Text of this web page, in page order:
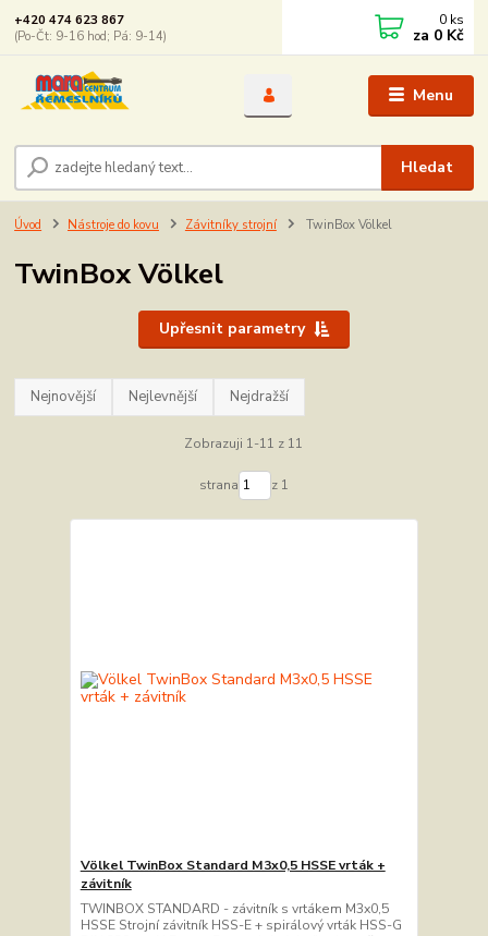
Menu
Hledat
+420 474 623 867
(Po-Čt: 9-16 hod; Pá: 9-14)
0 ks
za 0 Kč
Úvod Nástroje do kovu Závitníky strojní TwinBox Völkel
TwinBox Völkel
Upřesnit parametry
Nejnovější Nejlevnější Nejdražší
Zobrazuji 1-11 z 11
strana z 1
Völkel TwinBox Standard M3x0,5 HSSE vrták +
závitník
TWINBOX STANDARD - závitník s vrtákem M3x0,5
HSSE Strojní závitník HSS-E + spirálový vrták HSS-G